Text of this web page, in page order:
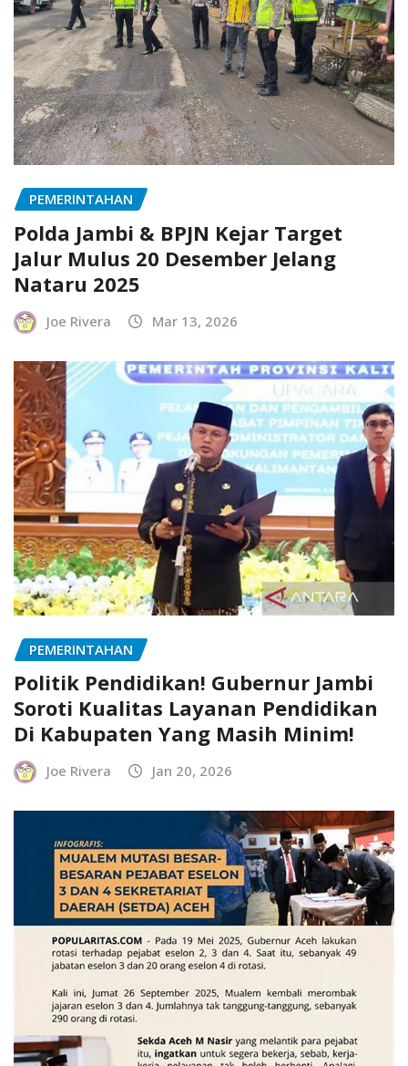
PEMERINTAHAN
Polda Jambi & BPJN Kejar Target
Jalur Mulus 20 Desember Jelang
Nataru 2025
Joe Rivera Mar 13, 2026
PEMERINTAHAN
Politik Pendidikan! Gubernur Jambi
Soroti Kualitas Layanan Pendidikan
Di Kabupaten Yang Masih Minim!
Joe Rivera Jan 20, 2026